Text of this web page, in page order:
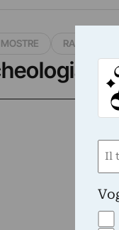
MOSTRE RAVENNA
&